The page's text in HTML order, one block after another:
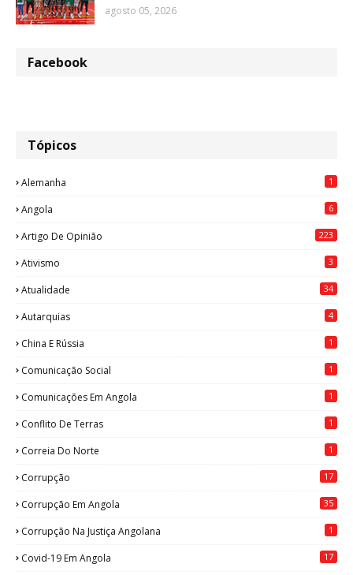
agosto 05, 2026
Facebook
Tópicos
Alemanha 1
Angola 6
Artigo De Opinião 223
Ativismo 3
Atualidade 34
Autarquias 4
China E Rússia 1
Comunicação Social 1
Comunicações Em Angola 1
Conflito De Terras 1
Correia Do Norte 1
Corrupção 17
Corrupção Em Angola 35
Corrupção Na Justiça Angolana 1
Covid-19 Em Angola 17